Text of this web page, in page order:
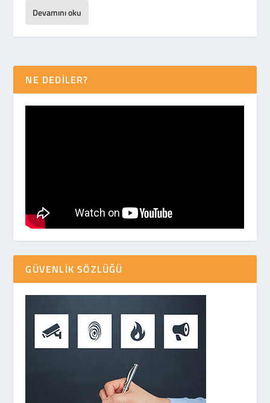
Devamını oku
NE DEDİLER?
GÜVENLIK SÖZLÜĞÜ